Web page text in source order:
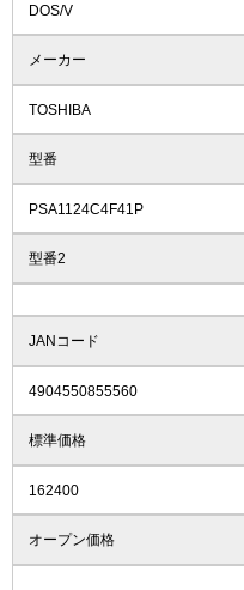
DOS/V
メーカー
TOSHIBA
型番
PSA1124C4F41P
型番2
JANコード
4904550855560
標準価格
162400
オープン価格